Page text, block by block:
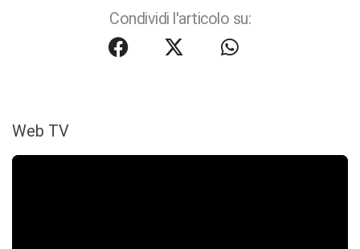
Condividi l'articolo su:
Web TV